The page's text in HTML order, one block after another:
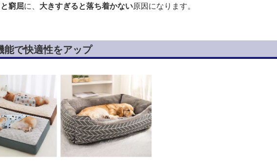
窮屈に、 大きすぎると落ち着かない原因になります。
能で快適性をアップ